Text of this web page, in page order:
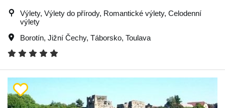
Výlety, Výlety do přírody, Romantické výlety, Celodenní
výlety
Borotín, Jižní Čechy, Táborsko, Toulava